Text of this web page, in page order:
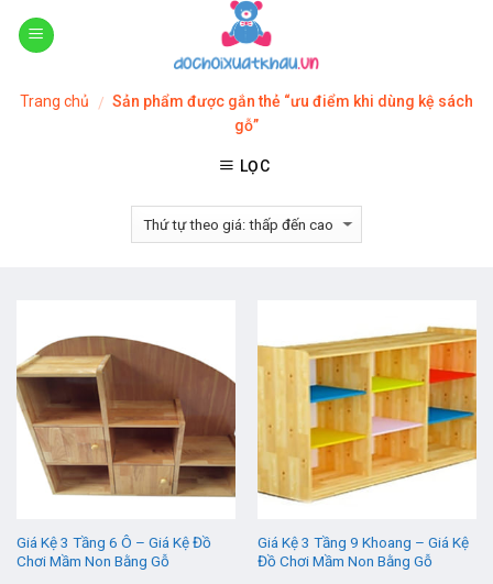
Skip
Trang chủ / Sản phẩm được gắn thẻ “ưu điểm khi dùng kệ sách
gỗ”
LỌC
Giá Kệ 3 Tầng 6 Ô – Giá Kệ Đồ
Chơi Mầm Non Bằng Gỗ
Giá Kệ 3 Tầng 9 Khoang – Giá Kệ
Đồ Chơi Mầm Non Bằng Gỗ